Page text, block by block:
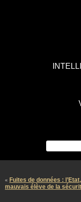
« Fuites de données : l’Etat,
mauvais élève de la